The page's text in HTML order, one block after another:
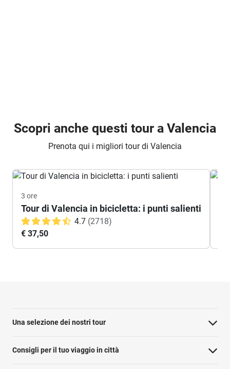
Scopri anche questi tour a Valencia
Prenota qui i migliori tour di Valencia
3 ore
Tour di Valencia in bicicletta: i punti salienti
4.7 (2718)
€ 37,50
Una selezione dei nostri tour
Consigli per il tuo viaggio in città